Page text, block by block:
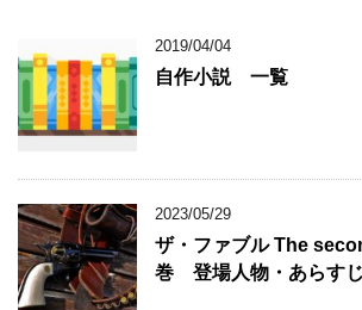
2019/04/04
自作小説 一覧
2023/05/29
ザ・ファブル The
巻 登場人物・あらす